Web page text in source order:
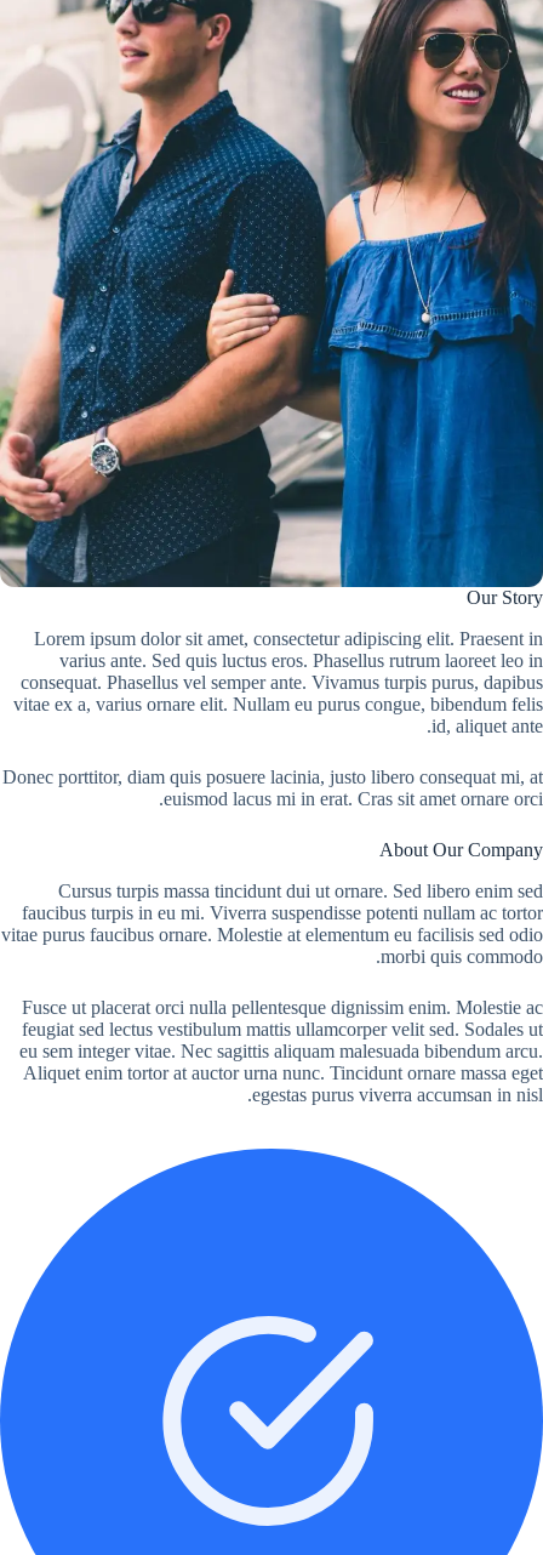
Our Story
Lorem ipsum dolor sit amet, consectetur adipiscing elit. Praesent in
varius ante. Sed quis luctus eros. Phasellus rutrum laoreet leo in
consequat. Phasellus vel semper ante. Vivamus turpis purus, dapibus
vitae ex a, varius ornare elit. Nullam eu purus congue, bibendum felis
id, aliquet ante.
Donec porttitor, diam quis posuere lacinia, justo libero consequat mi, at
euismod lacus mi in erat. Cras sit amet ornare orci.
About Our Company
Cursus turpis massa tincidunt dui ut ornare. Sed libero enim sed
faucibus turpis in eu mi. Viverra suspendisse potenti nullam ac tortor
vitae purus faucibus ornare. Molestie at elementum eu facilisis sed odio
morbi quis commodo.
Fusce ut placerat orci nulla pellentesque dignissim enim. Molestie ac
feugiat sed lectus vestibulum mattis ullamcorper velit sed. Sodales ut
eu sem integer vitae. Nec sagittis aliquam malesuada bibendum arcu.
Aliquet enim tortor at auctor urna nunc. Tincidunt ornare massa eget
egestas purus viverra accumsan in nisl.